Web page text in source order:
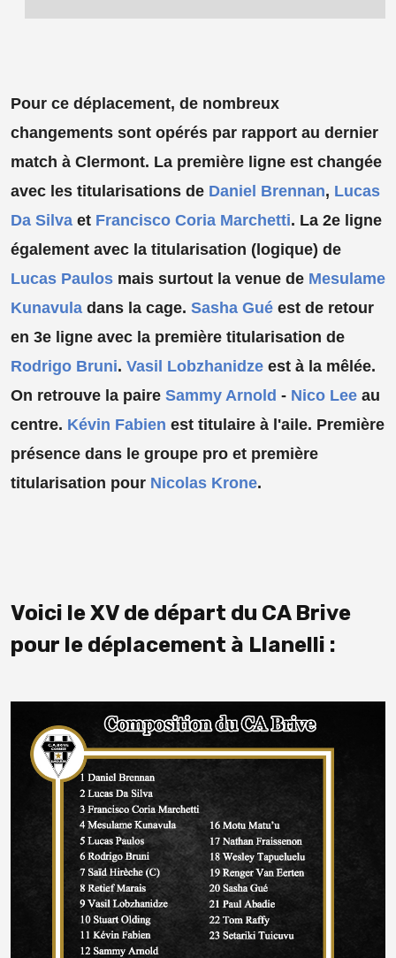
Pour ce déplacement, de nombreux
changements sont opérés par rapport au dernier
match à Clermont. La première ligne est changée
avec les titularisations de Daniel Brennan, Lucas
Da Silva et Francisco Coria Marchetti. La 2e ligne
également avec la titularisation (logique) de
Lucas Paulos mais surtout la venue de Mesulame
Kunavula dans la cage. Sasha Gué est de retour
en 3e ligne avec la première titularisation de
Rodrigo Bruni. Vasil Lobzhanidze est à la mêlée.
On retrouve la paire Sammy Arnold - Nico Lee au
centre. Kévin Fabien est titulaire à l'aile. Première
présence dans le groupe pro et première
titularisation pour Nicolas Krone.
Voici le XV de départ du CA Brive
pour le déplacement à Llanelli :